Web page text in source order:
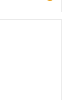
激。這種思考歷
及刻意觀察為基